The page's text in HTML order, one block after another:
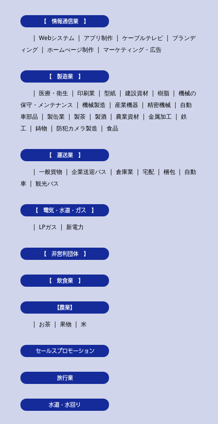
【 情報通信業 】
Webシステム
アプリ制作 ケーブルテレビ
ブランデ
ィング
ホームぺージ制作 マーケティング・広告
【 製造業 】
医療・衛生
印刷業 型紙 建設資材 樹脂
機械の
保守・メンテナンス
機械製造 産業機器 精密機械
自動
車部品
製缶業 製茶 製酒 農業資材 金属加工
鉄
工
鋳物 防犯カメラ製造 食品
【 運送業 】
一般貨物
企業送迎バス 倉庫業 宅配 梱包
自動
車
観光バス
【 電気・水道・ガス 】
LPガス
新電力
【 非営利団体 】
【 飲食業 】
【農業】
お茶
果物 米
セールスプロモーション
旅行業
水道・水回り